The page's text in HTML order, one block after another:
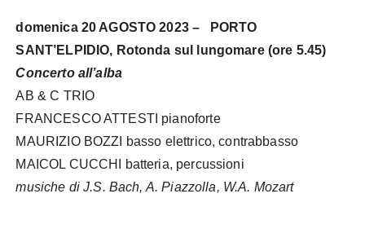
domenica 20 AGOSTO 2023 – PORTO
SANT’ELPIDIO, Rotonda sul lungomare (ore 5.45)
Concerto all’alba
AB & C TRIO
FRANCESCO ATTESTI pianoforte
MAURIZIO BOZZI basso elettrico, contrabbasso
MAICOL CUCCHI batteria, percussioni
musiche di J.S. Bach, A. Piazzolla, W.A. Mozart